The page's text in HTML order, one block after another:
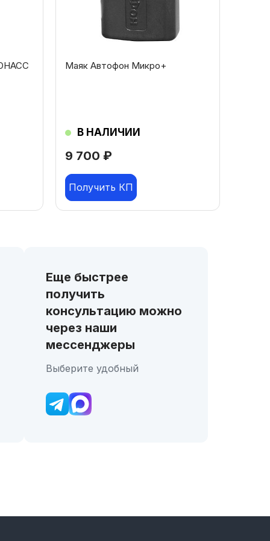
9 700 ₽
Маяк Автофон Микро+
В НАЛИЧИИ
Получить КП
Еще быстрее
получить
консультацию можно
через наши
мессенджеры
Выберите удобный